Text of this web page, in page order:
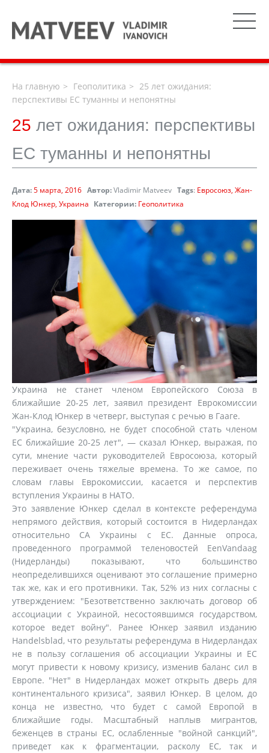
На главную Геополитика
25 лет ожидания:
перспективы ЕС туманны и непонятны
25 лет ожидания: перспективы
ЕС туманны и непонятны
Дата:5 марта, 2016 Автор:Vladimir Matveev Tags: Евросоюз Жан-
Клод Юнкер Украина Категории: Геополитика
Украина не станет членом Европейского Союза в
ближайшие 20-25 лет, заявил президент Еврокомиссии
Жан-Клод Юнкер в четверг, выступая с речью в Гааге.
"Украина, безусловно, не будет способной стать членом
ЕС ближайшие 20-25 лет", — сказал Юнкер, выражая, по
сути, мнение части руководителей Евросоюза, который
переживает очень тяжелые времена. То же самое, по
словам главы Еврокомиссии, касается и перспектив
вступления Украины в НАТО.
Это заявление Юнкер сделал в контексте референдума
непрямого действия, который состоится в Нидерландах
относительно СА Украины с ЕС. Данные опроса,
проведенного программой теленовостей EenVandaag
(Нидерланды) показывают, что большинство
неопределившихся оценивают это соглашение примерно
так же, как и его противники. Так, 52% из них согласны с
утверждением: "Безответственно заключать договор об
ассоциации с Украиной, несостоявшимся государством,
которое ведет войну". Ранее Юнкер заявил изданию
Handelsblad, что результаты референдума в Нидерландах
не в пользу соглашения об ассоциации Украины и ЕС
могут привести к новому кризису, изменив баланс сил в
Европе. "Нет" в Нидерландах может открыть дверь для
континентального кризиса", заявил Юнкер. В целом, до
конца не известно, что будет с самой Европой в
ближайшие годы. Масштабный наплыв мигрантов,
беженцев в страны ЕС, ослабленные "войной санкций",
приведет как к фрагментации, расколу ЕС, так и